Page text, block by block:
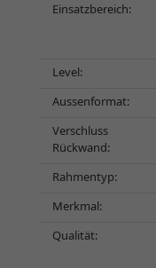
Einsatzbereich:
Level:
Aussenformat:
Verschluss
Rückwand:
Rahmentyp:
Merkmal:
Qualität: